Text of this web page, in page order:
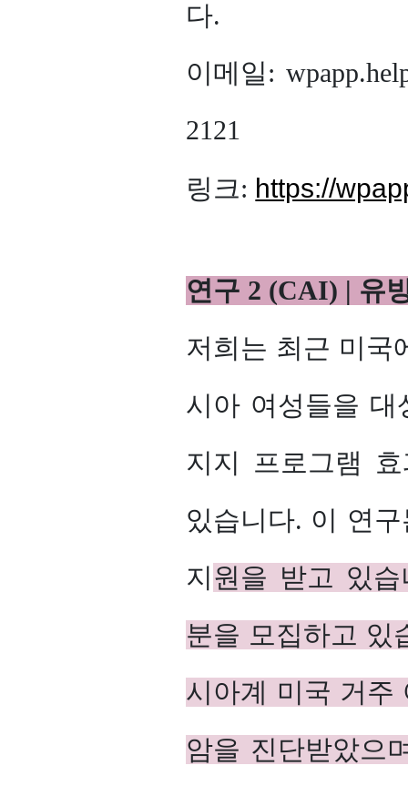
다.
이메일:
2121
링크: https://
연구 2 (CAI) | 유
저희는 최근 미국
시아 여성들을
지지 프로그램
있습니다. 이 연
지 원을 받고 있
분을 모집하고 있
시아계 미국 거주
암을 진단받았으